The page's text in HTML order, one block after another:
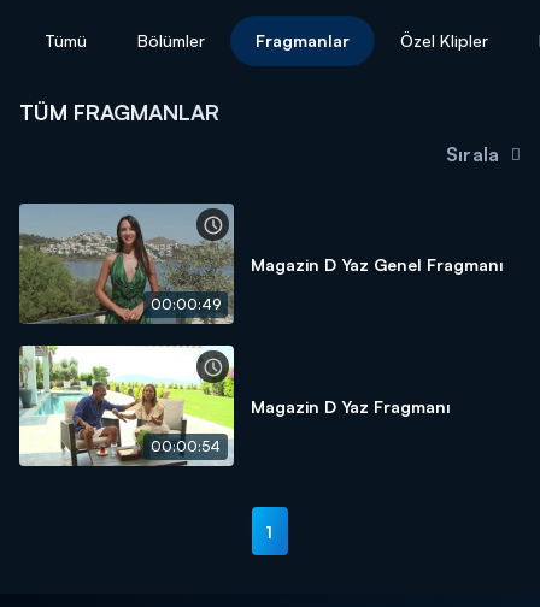
DİĞER SONUÇLAR
Tümü Bölümler Fragmanlar Özel Klipler
TÜM FRAGMANLAR
Sırala
00:00:49
Magazin D Yaz Genel Fragmanı
00:00:54
Magazin D Yaz Fragmanı
1